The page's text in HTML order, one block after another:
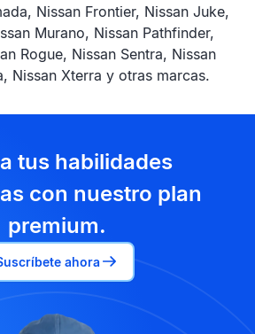
Nissan Frontier, Nissan Juke,
Murano, Nissan Pathfinder,
Rogue, Nissan Sentra, Nissan
Nissan Xterra y otras marcas.
tus habilidades
con nuestro plan
premium.
ahora